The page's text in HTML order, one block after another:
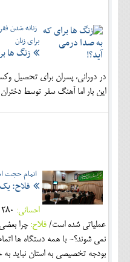
زنانه شدن
برای زنان
زنگ ها
در دورانی، پسران برای تحصیل
این بار اما آهنگ سفر توسط
اتمام حجت
فلاح:
احسانی:
عملياتي شده است/ فلاح: چرا
نمی شوند؟- با همه دستگاه ها
بودجه تخصيصي به استان نبايد